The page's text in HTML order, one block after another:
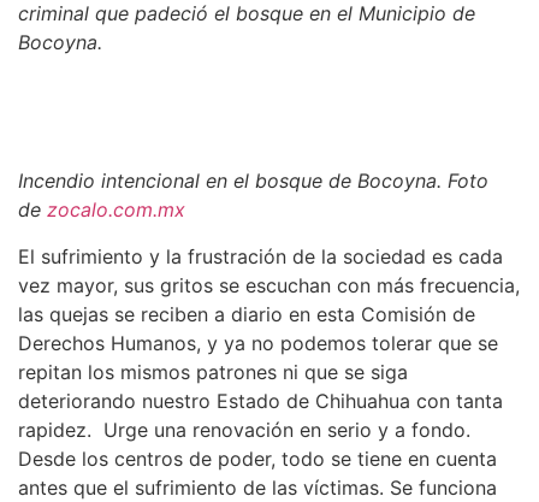
criminal que padeció el bosque en el Municipio de
Bocoyna.
Incendio intencional en el bosque de Bocoyna. Foto
de zocalo.com.mx
El sufrimiento y la frustración de la sociedad es cada
vez mayor, sus gritos se escuchan con más frecuencia,
las quejas se reciben a diario en esta Comisión de
Derechos Humanos, y ya no podemos tolerar que se
repitan los mismos patrones ni que se siga
deteriorando nuestro Estado de Chihuahua con tanta
rapidez. Urge una renovación en serio y a fondo.
Desde los centros de poder, todo se tiene en cuenta
antes que el sufrimiento de las víctimas. Se funciona